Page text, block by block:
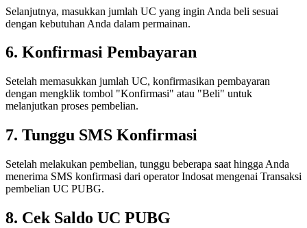
Selanjutnya, masukkan jumlah UC yang ingin Anda beli sesuai
dengan kebutuhan Anda dalam permainan.
6. Konfirmasi Pembayaran
Setelah memasukkan jumlah UC, konfirmasikan pembayaran
dengan mengklik tombol "Konfirmasi" atau "Beli" untuk
melanjutkan proses pembelian.
7. Tunggu SMS Konfirmasi
Setelah melakukan pembelian, tunggu beberapa saat hingga Anda
menerima SMS konfirmasi dari operator Indosat mengenai Transaksi
pembelian UC PUBG.
8. Cek Saldo UC PUBG